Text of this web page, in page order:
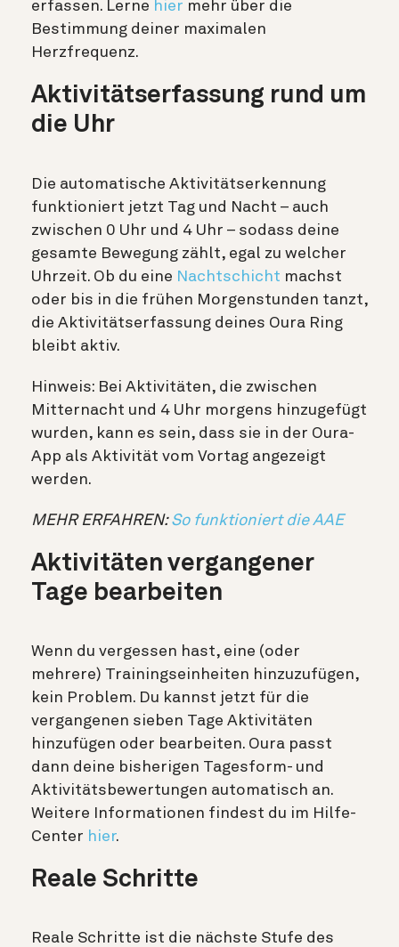
erfassen. Lerne hier mehr über die
Bestimmung deiner maximalen
Herzfrequenz.
Aktivitätserfassung rund um
die Uhr
Die automatische Aktivitätserkennung
funktioniert jetzt Tag und Nacht – auch
zwischen 0 Uhr und 4 Uhr – sodass deine
gesamte Bewegung zählt, egal zu welcher
Uhrzeit. Ob du eine Nachtschicht machst
oder bis in die frühen Morgenstunden tanzt,
die Aktivitätserfassung deines Oura Ring
bleibt aktiv.
Hinweis: Bei Aktivitäten, die zwischen
Mitternacht und 4 Uhr morgens hinzugefügt
wurden, kann es sein, dass sie in der Oura-
App als Aktivität vom Vortag angezeigt
werden.
MEHR ERFAHREN:So funktioniert die AAE
Aktivitäten vergangener
Tage bearbeiten
Wenn du vergessen hast, eine (oder
mehrere) Trainingseinheiten hinzuzufügen,
kein Problem. Du kannst jetzt für die
vergangenen sieben Tage Aktivitäten
hinzufügen oder bearbeiten. Oura passt
dann deine bisherigen Tagesform- und
Aktivitätsbewertungen automatisch an.
Weitere Informationen findest du im Hilfe-
Center hier.
Reale Schritte
Reale Schritte ist die nächste Stufe des